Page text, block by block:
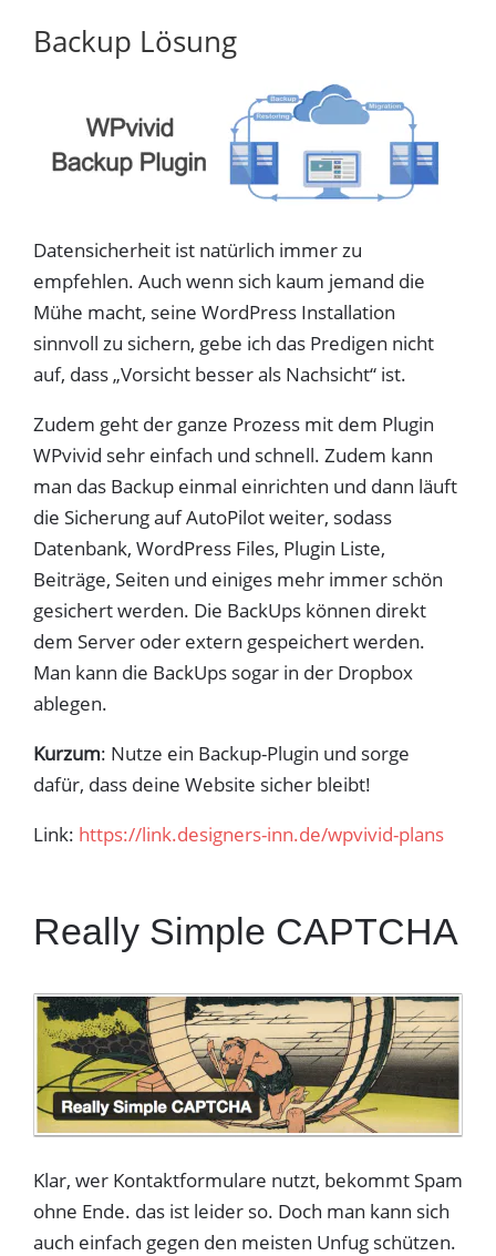
Backup Lösung
Datensicherheit ist natürlich immer zu
empfehlen. Auch wenn sich kaum jemand die
Mühe macht, seine WordPress Installation
sinnvoll zu sichern, gebe ich das Predigen nicht
auf, dass „Vorsicht besser als Nachsicht“ ist.
Zudem geht der ganze Prozess mit dem Plugin
WPvivid sehr einfach und schnell. Zudem kann
man das Backup einmal einrichten und dann läuft
die Sicherung auf AutoPilot weiter, sodass
Datenbank, WordPress Files, Plugin Liste,
Beiträge, Seiten und einiges mehr immer schön
gesichert werden. Die BackUps können direkt
dem Server oder extern gespeichert werden.
Man kann die BackUps sogar in der Dropbox
ablegen.
Kurzum: Nutze ein Backup-Plugin und sorge
dafür, dass deine Website sicher bleibt!
Link: https://link.designers-inn.de/wpvivid-plans
Really Simple CAPTCHA
Klar, wer Kontaktformulare nutzt, bekommt Spam
ohne Ende. das ist leider so. Doch man kann sich
auch einfach gegen den meisten Unfug schützen.